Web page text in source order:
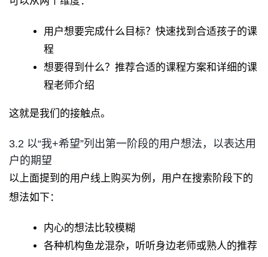
用户想要完成什么目标？快速找到合适孩子的课
程
想要得到什么？推荐合适的课程方案和详细的课
程老师介绍
这就是我们的接触点。
3.2 以“我+希望”列出第一阶段的用户想法，以表达用
户的期望
以上面提到的用户线上购买为例，用户在搜索阶段下的
想法如下：
内心的想法比较模糊
各种机构鱼龙混杂，听听身边老师或熟人的推荐